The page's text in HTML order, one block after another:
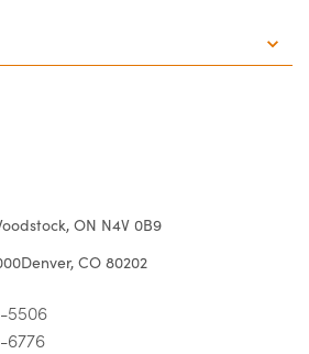
ON N4V 0B9
Denver, CO 80202
5506
6776